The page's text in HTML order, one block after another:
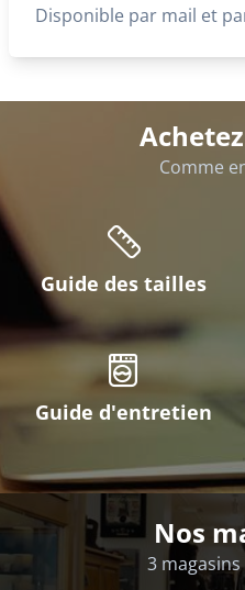
Disponible par mail et
Comme
Guide des tailles
Guide d'entretien
Nos
3